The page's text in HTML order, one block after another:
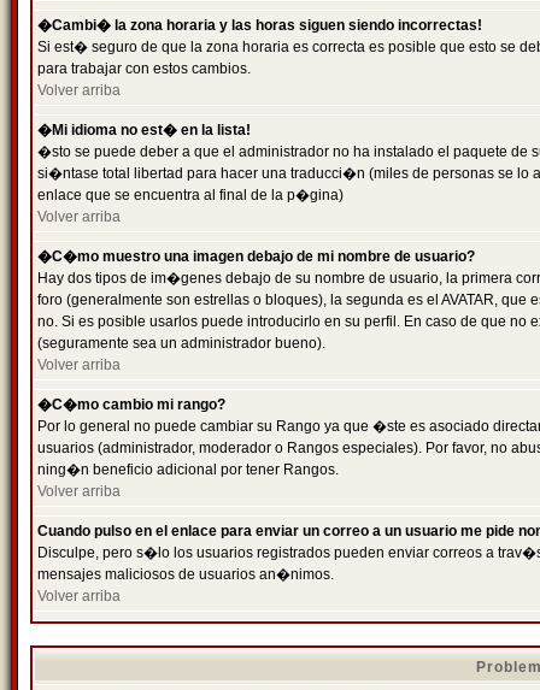
�Cambi� la zona horaria y las horas siguen siendo incorrectas!
Si est� seguro de que la zona horaria es correcta es posible que esto se
para trabajar con estos cambios.
Volver arriba
�Mi idioma no est� en la lista!
�sto se puede deber a que el administrador no ha instalado el paquete
si�ntase total libertad para hacer una traducci�n (miles de personas se
enlace que se encuentra al final de la p�gina)
Volver arriba
�C�mo muestro una imagen debajo de mi nombre de usuario?
Hay dos tipos de im�genes debajo de su nombre de usuario, la primera
foro (generalmente son estrellas o bloques), la segunda es el AVATAR,
no. Si es posible usarlos puede introducirlo en su perfil. En caso de que
(seguramente sea un administrador bueno).
Volver arriba
�C�mo cambio mi rango?
Por lo general no puede cambiar su Rango ya que �ste es asociado
usuarios (administrador, moderador o Rangos especiales). Por favor, no
ning�n beneficio adicional por tener Rangos.
Volver arriba
Cuando pulso en el enlace para enviar un correo a un usuario me pide
Disculpe, pero s�lo los usuarios registrados pueden enviar correos a
mensajes maliciosos de usuarios an�nimos.
Volver arriba